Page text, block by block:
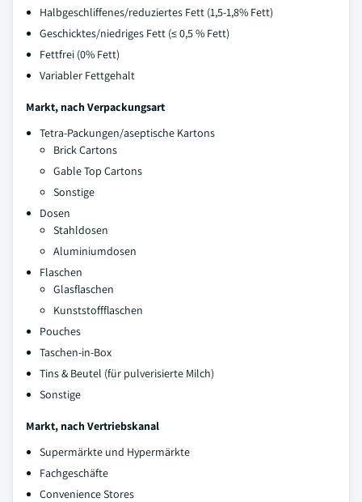
Halbgeschliffenes/reduziertes Fett (1,5-1,8% Fett)
Geschicktes/niedriges Fett (≤ 0,5 % Fett)
Fettfrei (0% Fett)
Variabler Fettgehalt
Markt, nach Verpackungsart
Tetra-Packungen/aseptische Kartons
Brick Cartons
Gable Top Cartons
Sonstige
Dosen
Stahldosen
Aluminiumdosen
Flaschen
Glasflaschen
Kunststoffflaschen
Pouches
Taschen-in-Box
Tins & Beutel (für pulverisierte Milch)
Sonstige
Markt, nach Vertriebskanal
Supermärkte und Hypermärkte
Fachgeschäfte
Convenience Stores